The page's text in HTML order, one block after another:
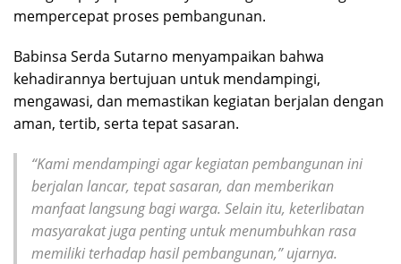
mempercepat proses pembangunan.
Babinsa Serda Sutarno menyampaikan bahwa
kehadirannya bertujuan untuk mendampingi,
mengawasi, dan memastikan kegiatan berjalan dengan
aman, tertib, serta tepat sasaran.
“Kami mendampingi agar kegiatan pembangunan ini
berjalan lancar, tepat sasaran, dan memberikan
manfaat langsung bagi warga. Selain itu, keterlibatan
masyarakat juga penting untuk menumbuhkan rasa
memiliki terhadap hasil pembangunan,” ujarnya.